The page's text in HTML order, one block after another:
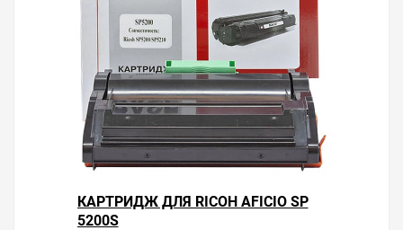
КАРТРИДЖ ДЛЯ RICOH AFICIO SP
5200S